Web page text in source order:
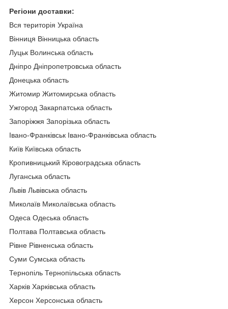
Регіони доставки:
Вся територія Україна
Вінниця Вінницька область
Луцьк Волинська область
Дніпро Дніпропетровська область
Донецька область
Житомир Житомирська область
Ужгород Закарпатська область
Запоріжжя Запорізька область
Івано-Франківськ Івано-Франківська область
Київ Київська область
Кропивницький Кіровоградська область
Луганська область
Львів Львівська область
Миколаїв Миколаївська область
Одеса Одеська область
Полтава Полтавська область
Рівне Рівненська область
Суми Сумська область
Тернопіль Тернопільська область
Харків Харківська область
Херсон Херсонська область